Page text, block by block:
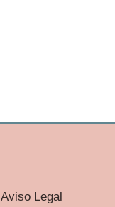
Aviso Legal